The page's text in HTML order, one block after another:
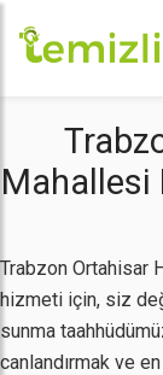
Mahallesi
Trabzon Ortahisar
hizmeti için, siz
sunma
canlandırmak ve